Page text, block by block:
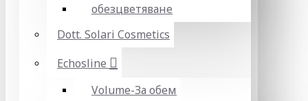
обезцветяване
Dott. Solari Cosmetics
Echosline
Volume-За обем